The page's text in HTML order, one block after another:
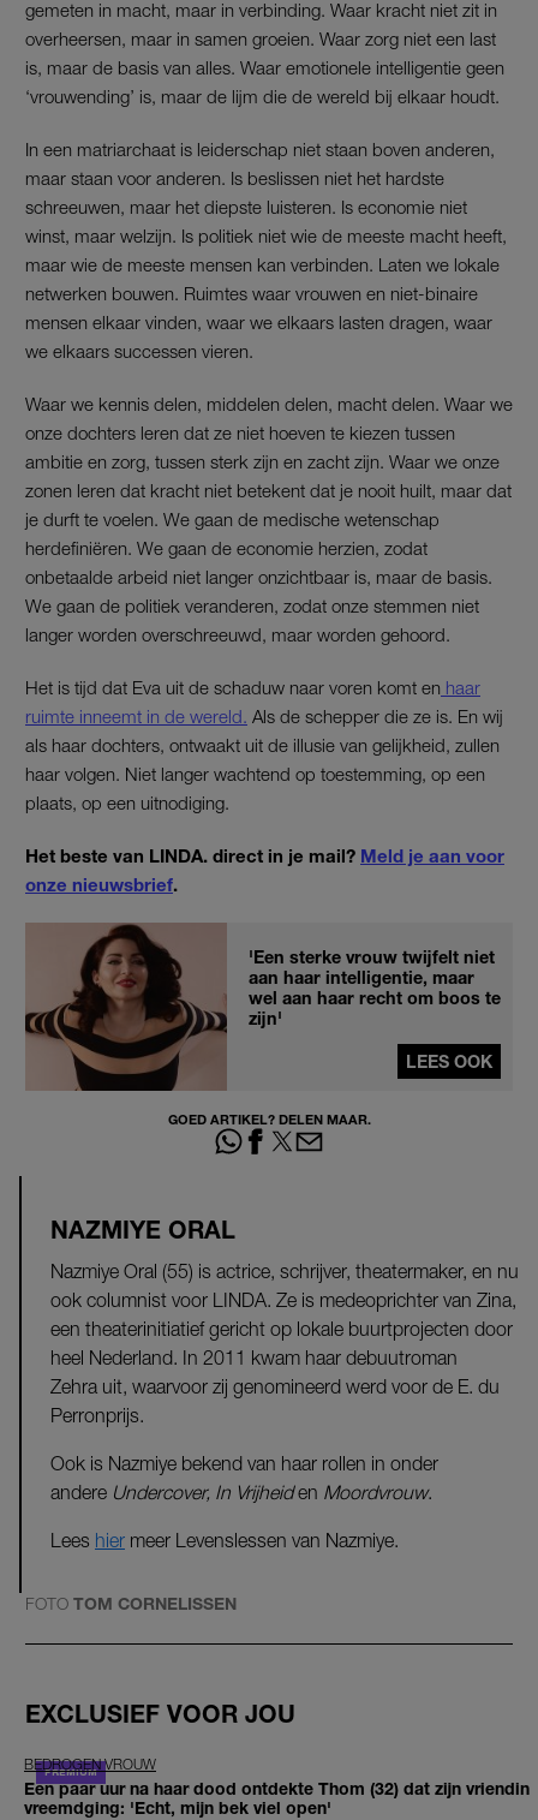
gemeten in macht, maar in verbinding. Waar kracht niet zit in
overheersen, maar in samen groeien. Waar zorg niet een last
is, maar de basis van alles. Waar emotionele intelligentie geen
‘vrouwending’ is, maar de lijm die de wereld bij elkaar houdt.
In een matriarchaat is leiderschap niet staan boven anderen,
maar staan voor anderen. Is beslissen niet het hardste
schreeuwen, maar het diepste luisteren. Is economie niet
winst, maar welzijn. Is politiek niet wie de meeste macht heeft,
maar wie de meeste mensen kan verbinden. Laten we lokale
netwerken bouwen. Ruimtes waar vrouwen en niet-binaire
mensen elkaar vinden, waar we elkaars lasten dragen, waar
we elkaars successen vieren.
Waar we kennis delen, middelen delen, macht delen. Waar we
onze dochters leren dat ze niet hoeven te kiezen tussen
ambitie en zorg, tussen sterk zijn en zacht zijn. Waar we onze
zonen leren dat kracht niet betekent dat je nooit huilt, maar dat
je durft te voelen. We gaan de medische wetenschap
herdefiniëren. We gaan de economie herzien, zodat
onbetaalde arbeid niet langer onzichtbaar is, maar de basis.
We gaan de politiek veranderen, zodat onze stemmen niet
langer worden overschreeuwd, maar worden gehoord.
Het is tijd dat Eva uit de schaduw naar voren komt en haar
ruimte inneemt in de wereld. Als de schepper die ze is. En wij
als haar dochters, ontwaakt uit de illusie van gelijkheid, zullen
haar volgen. Niet langer wachtend op toestemming, op een
plaats, op een uitnodiging.
Het beste van LINDA. direct in je mail? Meld je aan voor
onze nieuwsbrief.
'Een sterke vrouw twijfelt niet
aan haar intelligentie, maar
wel aan haar recht om boos te
zijn'
LEES OOK
GOED ARTIKEL? DELEN MAAR.
NAZMIYE ORAL
Nazmiye Oral (55) is actrice, schrijver, theatermaker, en nu
ook columnist voor LINDA. Ze is medeoprichter van Zina,
een theaterinitiatief gericht op lokale buurtprojecten door
heel Nederland. In 2011 kwam haar debuutroman
Zehra uit, waarvoor zij genomineerd werd voor de E. du
Perronprijs.
Ook is Nazmiye bekend van haar rollen in onder
andere Undercover, In Vrijheiden Moordvrouw.
Lees hier meer Levenslessen van Nazmiye.
FOTO TOM CORNELISSEN
EXCLUSIEF VOOR JOU
BEDROGEN VROUW
Een paar uur na haar dood ontdekte Thom (32) dat zijn vriendin
vreemdging: 'Echt, mijn bek viel open'